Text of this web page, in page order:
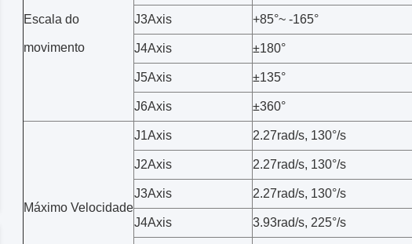
Escala do
movimento
J3Axis +85°~ -165°
J4Axis ±180°
J5Axis ±135°
J6Axis ±360°
Máximo Velocidade
J1Axis 2.27rad/s, 130°/s
J2Axis 2.27rad/s, 130°/s
J3Axis 2.27rad/s, 130°/s
J4Axis 3.93rad/s, 225°/s